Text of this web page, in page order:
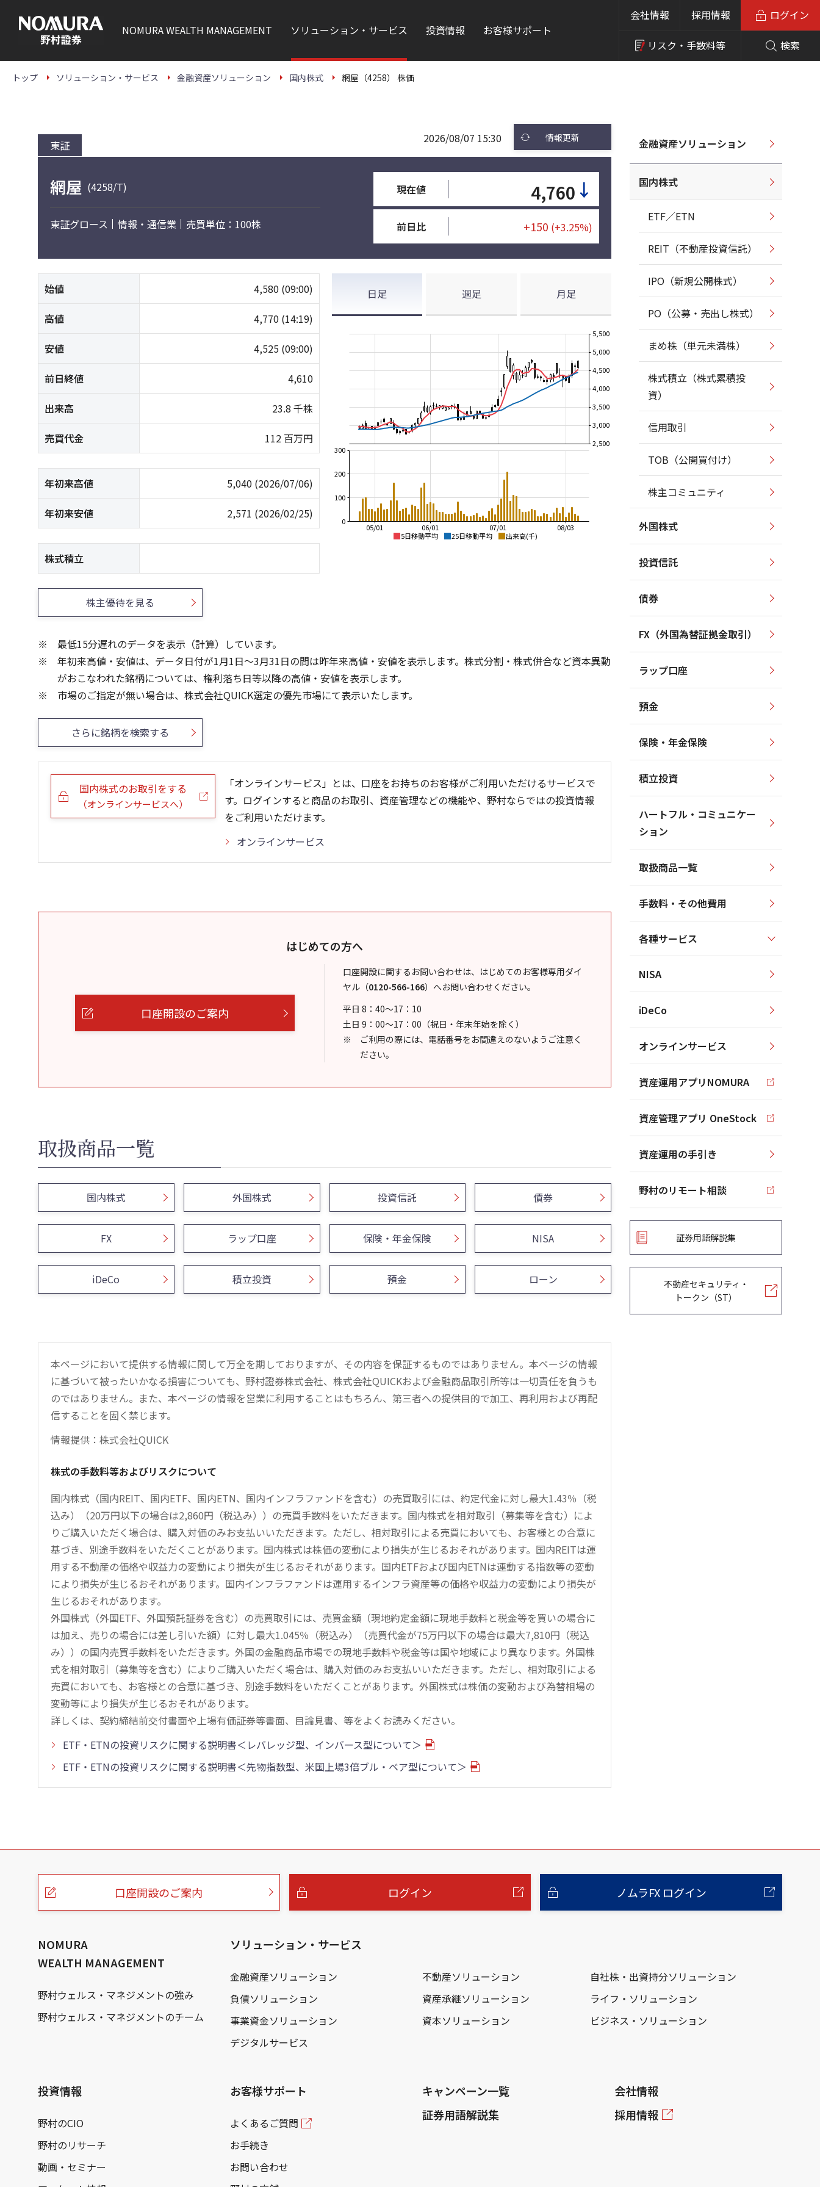
本
NOMURAWEALTH MANAGEMENT ソリューション・サービス 投資情報 お客様サポート
会社情報 採用情報
リスク・ 手数料等 検索
ログイン
トップ ソリューション・サービス 金融資産ソリューション 国内株式 網屋（4258） 株価
東証 2026/08/07 15:30 情報更新
網屋 (4258/T)
東証グロース 情報・通信業 売買単位：100株
現在値 4,760 ↓
前日比 +150 (+3.25%)
始値 4,580 (09:00)
高値 4,770 (14:19)
安値 4,525 (09:00)
前日終値 4,610
出来高 23.8 千株
売買代金 112 百万円
年初来高値 5,040 (2026/07/06)
年初来安値 2,571 (2026/02/25)
株式積立
日足 週足 月足
5日移動平均 25日移動平均 出来高(千)
08/03
07/01
06/01
05/01
2,500
3,000
3,500
4,000
4,500
5,000
5,500
0
100
200
300
13週移動平均 26週移動平均 出来高(千)
2,000
200
300
5ヶ月移動平均 25ヶ月移動平均 出来高(百万)
2
3
株主優待を見る
最低15分遅れのデータを表示（計算）しています。
年初来高値・安値は、データ日付が1月1日～3月31日の間は昨年来高値・安値を表示します。株式分割・株式併合など資本異動
がおこなわれた銘柄については、権利落ち日等以降の高値・安値を表示します。
市場のご指定が無い場合は、株式会社QUICK選定の優先市場にて表示いたします。
さらに銘柄を検索する
国内株式のお取引をする
（オンラインサービスへ）
「オンラインサービス」とは、口座をお持ちのお客様がご利用いただけるサービスで
す。ログインすると商品のお取引、資産管理などの機能や、野村ならではの投資情報
をご利用いただけます。
オンラインサービス
はじめての方へ
口座開設のご案内
口座開設に関するお問い合わせは、はじめてのお客様専用ダイ
ヤル （0120-566-166） へお問い合わせください。
平日 8：40～17：10
土日 9：00～17：00（祝日・年末年始を除く）
ご利用の際には、電話番号をお間違えのないようご注意く
ださい。
取扱商品一覧
国内株式 外国株式 投資信託 債券
FX ラップ口座 保険・年金保険 NISA
iDeCo 積立投資 預金 ローン
本ページにおいて提供する情報に関して万全を期しておりますが、その内容を保証するものではありません。本ページの情報
に基づいて被ったいかなる損害についても、野村證券株式会社、株式会社QUICKおよび金融商品取引所等は一切責任を負うも
のではありません。また、本ページの情報を営業に利用することはもちろん、第三者への提供目的で加工、再利用および再配
信することを固く禁じます。
情報提供：株式会社QUICK
株式の手数料等およびリスクについて
国内株式（国内REIT、国内ETF、国内ETN、国内インフラファンドを含む）の売買取引には、約定代金に対し最大1.43％（税
込み）（20万円以下の場合は2,860円（税込み））の売買手数料をいただきます。国内株式を相対取引（募集等を含む）によ
りご購入いただく場合は、購入対価のみお支払いいただきます。ただし、相対取引による売買においても、お客様との合意に
基づき、別途手数料をいただくことがあります。国内株式は株価の変動により損失が生じるおそれがあります。国内REITは運
用する不動産の価格や収益力の変動により損失が生じるおそれがあります。国内ETFおよび国内ETNは連動する指数等の変動
により損失が生じるおそれがあります。国内インフラファンドは運用するインフラ資産等の価格や収益力の変動により損失が
生じるおそれがあります。
外国株式（外国ETF、外国預託証券を含む）の売買取引には、売買金額（現地約定金額に現地手数料と税金等を買いの場合に
は加え、売りの場合には差し引いた額）に対し最大1.045％（税込み）（売買代金が75万円以下の場合は最大7,810円（税込
み））の国内売買手数料をいただきます。外国の金融商品市場での現地手数料や税金等は国や地域により異なります。外国株
式を相対取引（募集等を含む）によりご購入いただく場合は、購入対価のみお支払いいただきます。ただし、相対取引による
売買においても、お客様との合意に基づき、別途手数料をいただくことがあります。外国株式は株価の変動および為替相場の
変動等により損失が生じるおそれがあります。
詳しくは、契約締結前交付書面や上場有価証券等書面、目論見書、等をよくお読みください。
ETF・ETNの投資リスクに関する説明書＜レバレッジ型、インバース型について＞
ETF・ETNの投資リスクに関する説明書＜先物指数型、米国上場3倍ブル・ベア型について＞
金融資産ソリューション
国内株式
ETF／ETN
REIT（不動産投資信託）
IPO（新規公開株式）
PO（公募・売出し株式）
まめ株（単元未満株）
株式積立（株式累積投
資）
信用取引
TOB（公開買付け）
株主コミュニティ
外国株式
投資信託
債券
FX（外国為替証拠金取引）
ラップ口座
預金
保険・年金保険
積立投資
ハートフル・コミュニケー
ション
取扱商品一覧
手数料・その他費用
各種サービス
NISA
iDeCo
オンラインサービス
資産運用アプリNOMURA
資産管理アプリ OneStock
資産運用の手引き
野村のリモート相談
証券用語解説集
不動産セキュリティ・
トークン（ST）
こ
口座開設のご案内 ログイン ノムラFX ログイン
NOMURA
WEALTH MANAGEMENT
野村ウェルス・マネジメントの強み
野村ウェルス・マネジメントのチーム
ソリューション・サービス
金融資産ソリューション 不動産ソリューション
自社株・出資持分ソリューション
負債ソリューション
資産承継ソリューション
ライフ・ソリューション
事業資金ソリューション
資本ソリューション
ビジネス・ソリューション
デジタルサービス
投資情報
野村のCIO
野村のリサーチ
動画・セミナー
お客様サポート
よくあるご質問
お手続き
お問い合わせ
キャンペーン一覧
証券用語解説集
会社情報
採用情報